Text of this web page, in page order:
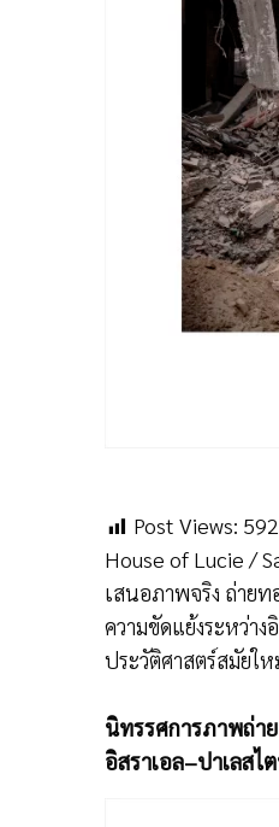
Post Views: 592
House of Lucie /
เสนอภาพจริง ถ่าย
ความขัดแย้งระหว่า
ประวัติศาสตร์สมัยใ
นิทรรศการภาพถ่า
อิสราเอล–ปาเลสไ